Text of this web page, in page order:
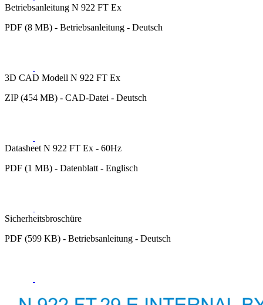
Betriebsanleitung N 922 FT Ex
PDF (8 MB) - Betriebsanleitung - Deutsch
3D CAD Modell N 922 FT Ex
ZIP (454 MB) - CAD-Datei - Deutsch
Datasheet N 922 FT Ex - 60Hz
PDF (1 MB) - Datenblatt - Englisch
Sicherheitsbroschüre
PDF (599 KB) - Betriebsanleitung - Deutsch